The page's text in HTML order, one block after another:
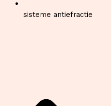
sisteme antiefractie